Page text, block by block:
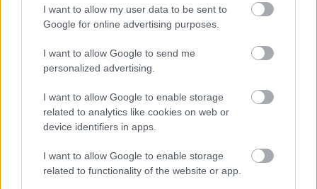
I want to allow my user data to be sent to
Google for online advertising purposes.
I want to allow Google to send me
personalized advertising.
I want to allow Google to enable storage
related to analytics like cookies on web or
device identifiers in apps.
I want to allow Google to enable storage
related to functionality of the website or app.
Látványos építési szakasz indult be a
Flórián téri felüljárón